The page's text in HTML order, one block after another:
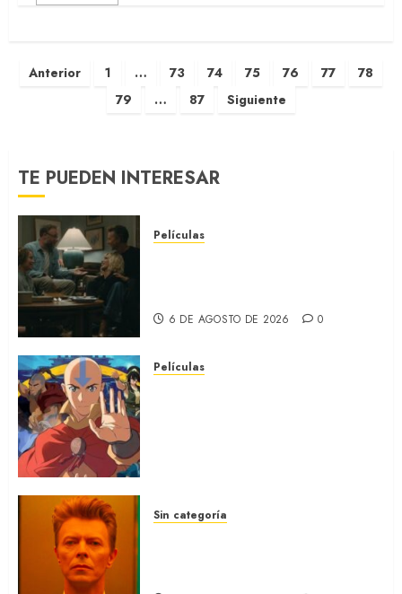
Anterior 1 … 73 74 75 76 77
78
79
… 87 Siguiente
TE PUEDEN INTERESAR
Películas
6 DE AGOSTO DE 2026 0
Películas
Sin categoría